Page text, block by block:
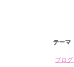
テーマ
ブロ